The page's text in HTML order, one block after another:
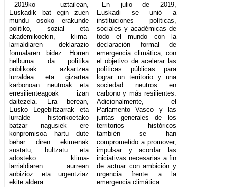
2019ko uztailean,
Euskadik bat egin zuen
mundu osoko erakunde
politiko, sozial eta
akademikoekin, klima-
larrialdiaren deklarazio
formalaren bidez. Horren
helburua da politika
publikoak azkartzea
lurraldea eta gizartea
karbonoan neutroak eta
erresilienteagoak izan
daitezela. Era berean,
Eusko Legebiltzarrak eta
lurralde historikoetako
batzar nagusiek ere
konpromisoa hartu dute
behar diren ekimenak
sustatu, bultzatu eta
adosteko klima-
larrialdiaren aurrean
anbizioz eta urgentziaz
ekite aldera.
En julio de 2019,
Euskadi se unió a
instituciones políticas,
sociales y académicas de
todo el mundo con la
declaración formal de
emergencia climática, con
el objetivo de acelerar las
políticas públicas para
lograr un territorio y una
sociedad neutros en
carbono y más resilientes.
Adicionalmente, el
Parlamento Vasco y las
juntas generales de los
territorios históricos
también se han
comprometido a promover,
impulsar y acordar las
iniciativas necesarias a fin
de actuar con ambición y
urgencia frente a la
emergencia climática.